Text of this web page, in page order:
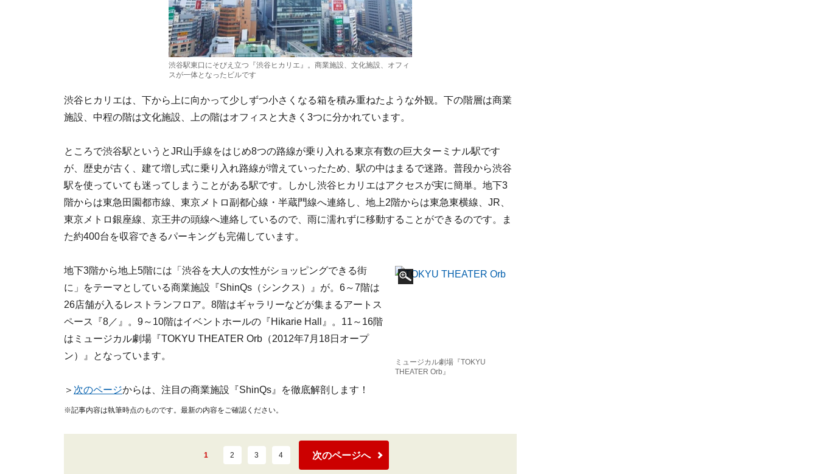
渋谷駅東口にそびえ立つ『渋谷ヒカリエ』。商業施設、文化施設、オフィ
スが一体となったビルです
渋谷ヒカリエは、下から上に向かって少しずつ小さくなる箱を積み重ねたような外観。下の階層は商業
施設、中程の階は文化施設、上の階はオフィスと大きく3つに分かれています。
ところで渋谷駅というとJR山手線をはじめ8つの路線が乗り入れる東京有数の巨大ターミナル駅です
が、歴史が古く、建て増し式に乗り入れ路線が増えていったため、駅の中はまるで迷路。普段から渋谷
駅を使っていても迷ってしまうことがある駅です。しかし渋谷ヒカリエはアクセスが実に簡単。地下3
階からは東急田園都市線、東京メトロ副都心線・半蔵門線へ連絡し、地上2階からは東急東横線、JR、
東京メトロ銀座線、京王井の頭線へ連絡しているので、雨に濡れずに移動することができるのです。ま
た約400台を収容できるパーキングも完備しています。
ミュージカル劇場『TOKYU
THEATER Orb』
地下3階から地上5階には「渋谷を大人の女性がショッピングできる街
に」をテーマとしている商業施設『ShinQs（シンクス）』が。6～7階は
26店舗が入るレストランフロア。8階はギャラリーなどが集まるアートス
ペース『8／』。9～10階はイベントホールの『Hikarie Hall』。11～16階
はミュージカル劇場『TOKYU THEATER Orb（2012年7月18日オープ
ン）』となっています。
＞ 次のページからは、注目の商業施設『ShinQs』を徹底解剖します！
※記事内容は執筆時点のものです。最新の内容をご確認ください。
1 2 3 4 次のページへ